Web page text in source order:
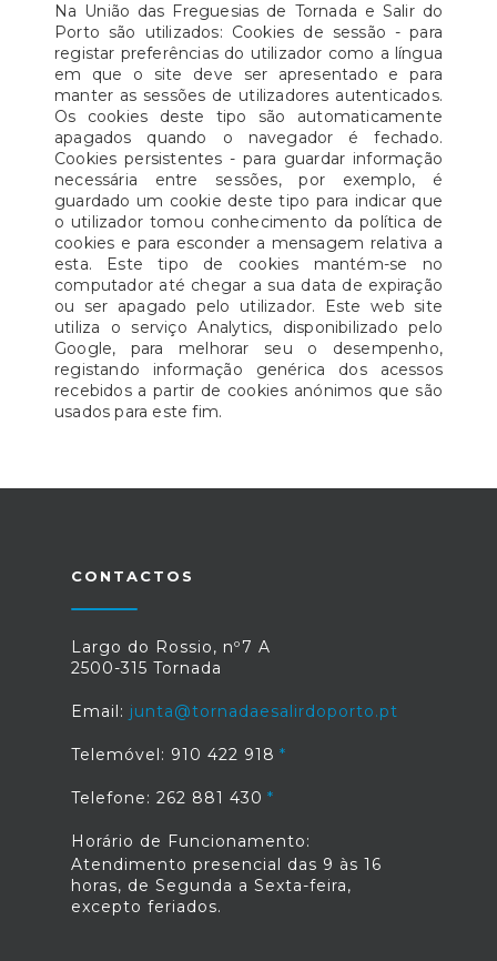
Na União das Freguesias de Tornada e Salir do
Porto são utilizados: Cookies de sessão - para
registar preferências do utilizador como a língua
em que o site deve ser apresentado e para
manter as sessões de utilizadores autenticados.
Os cookies deste tipo são automaticamente
apagados quando o navegador é fechado.
Cookies persistentes - para guardar informação
necessária entre sessões, por exemplo, é
guardado um cookie deste tipo para indicar que
o utilizador tomou conhecimento da política de
cookies e para esconder a mensagem relativa a
esta. Este tipo de cookies mantém-se no
computador até chegar a sua data de expiração
ou ser apagado pelo utilizador. Este web site
utiliza o serviço Analytics, disponibilizado pelo
Google, para melhorar seu o desempenho,
registando informação genérica dos acessos
recebidos a partir de cookies anónimos que são
usados para este fim.
CONTACTOS
Largo do Rossio, nº7 A
2500-315 Tornada
Email: junta@tornadaesalirdoporto.pt
Telemóvel: 910 422 918
Telefone: 262 881 430
Horário de Funcionamento:
Atendimento presencial das 9 às 16
horas, de Segunda a Sexta-feira,
excepto feriados.